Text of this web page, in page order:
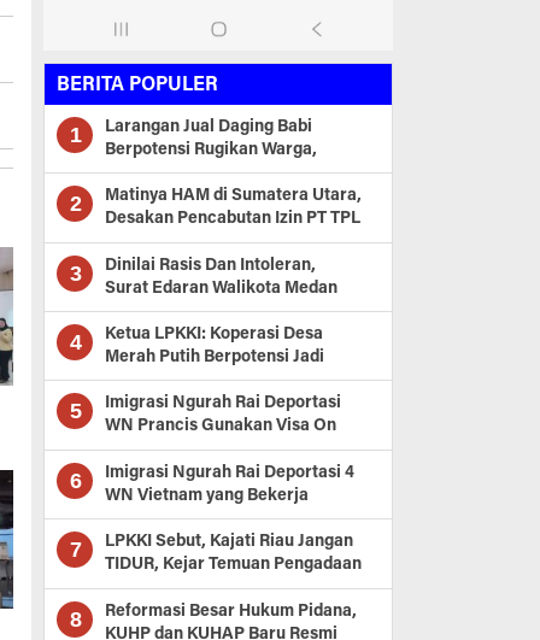
BERITA POPULER
1
Larangan Jual Daging Babi
Berpotensi Rugikan Warga,
Walikota Medan Saatnya
Digugat, Dan Tidak Layak
2
Matinya HAM di Sumatera Utara,
Desakan Pencabutan Izin PT TPL
Pasca Dugaan Perusakan Hutan
dan Benca
3
Dinilai Rasis Dan Intoleran,
Surat Edaran Walikota Medan
Didemo, Mendagri Diminta
Atensi
4
Ketua LPKKI: Koperasi Desa
Merah Putih Berpotensi Jadi
Skandal Korupsi Nasional
5
Imigrasi Ngurah Rai Deportasi
WN Prancis Gunakan Visa On
Arrival untuk Bekerja
6
Imigrasi Ngurah Rai Deportasi 4
WN Vietnam yang Bekerja
sebagai Terapis Spa di Kuta
7
LPKKI Sebut, Kajati Riau Jangan
TIDUR, Kejar Temuan Pengadaan
Seragam Sekolah SMA di Riau
8
Reformasi Besar Hukum Pidana,
KUHP dan KUHAP Baru Resmi